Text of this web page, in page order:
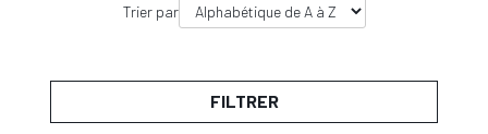
Trier par
FILTRER